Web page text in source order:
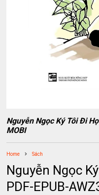
Nguyễn Ngọc Ký Tôi Đi
MOBI
Home Sách
Nguyễn Ngọc
PDF-EPUB-